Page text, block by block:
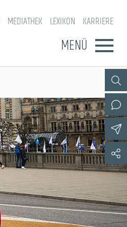
MEDIATHEK LEXIKON KARRIERE
MENÜ